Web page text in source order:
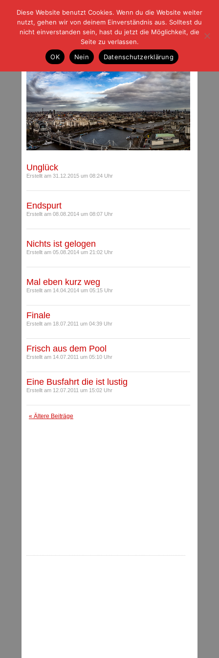
| | |BLOG-GFußball und der Rest
HOME|REGELN|IMPRESSUM |DATENSCHUTZ
Beiträge mit Schlagwort: Urlaub
Unglück
Erstellt am 31.12.2015 um 08:24 Uhr
Endspurt
Erstellt am 08.08.2014 um 08:07 Uhr
Nichts ist gelogen
Erstellt am 05.08.2014 um 21:02 Uhr
Mal eben kurz weg
Erstellt am 14.04.2014 um 05:15 Uhr
Finale
Erstellt am 18.07.2011 um 04:39 Uhr
Frisch aus dem Pool
Erstellt am 14.07.2011 um 05:10 Uhr
Eine Busfahrt die ist lustig
Erstellt am 12.07.2011 um 15:02 Uhr
« Ältere Beiträge
Diese Website benutzt Cookies. Wenn du die Website weiter
nutzt, gehen wir von deinem Einverständnis aus. Solltest du
nicht einverstanden sein, hast du jetzt die Möglichkeit, die
Seite zu verlassen.
OK
Nein Datenschutzerklärung